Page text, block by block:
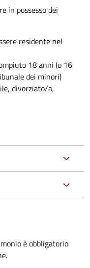
in possesso dei
residente nel
18 anni (o 16
dei minori)
divorziato/a,
è obbligatorio